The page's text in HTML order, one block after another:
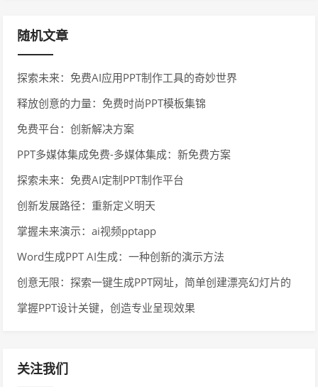
随机文章
探索未来：免费AI应用PPT制作工具的奇妙世界
释放创意的力量：免费时尚PPT模板集锦
免费平台：创新解决方案
PPT多媒体集成免费-多媒体集成：新免费方案
探索未来：免费AI定制PPT制作平台
创新发展路径：重新定义明天
掌握未来演示：ai视频pptapp
Word生成PPT AI生成：一种创新的演示方法
创意无限：探索一键生成PPT网址，简单创建漂亮幻灯片的
在线工具
掌握PPT设计关键，创造专业呈现效果
关注我们